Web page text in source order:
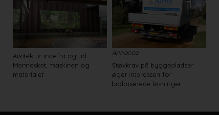
Arkitektur indefra og ud:
Mennesket, maskinen og
materialet
Annonce
Støvkrav på byggepladser
øger interessen for
biobaserede løsninger